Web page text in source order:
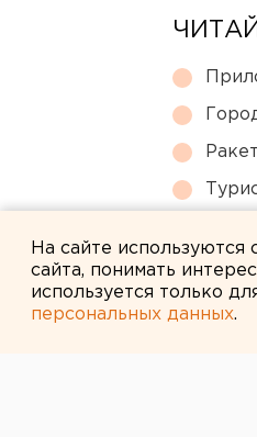
На сайте
сайта, понимать
используется только
персональных данных.